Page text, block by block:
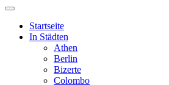
Startseite
In Städten
Athen
Berlin
Bizerte
Colombo